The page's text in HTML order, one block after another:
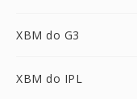
XBM do G3
XBM do IPL